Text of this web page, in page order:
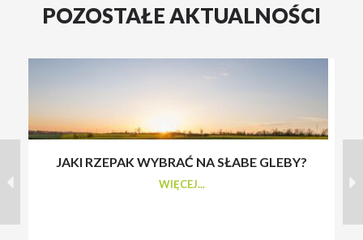
POZOSTAŁE AKTUALNOŚCI
JAKI RZEPAK WYBRAĆ NA SŁABE GLEBY?
WIĘCEJ...